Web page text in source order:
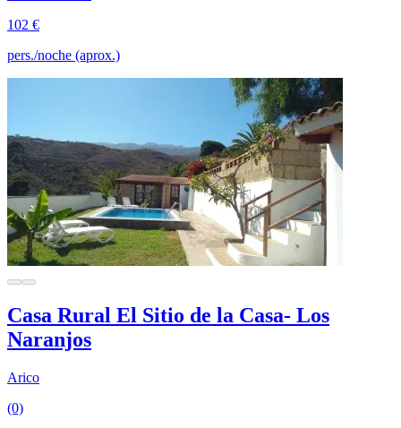
102 €
pers./noche (aprox.)
Casa Rural El Sitio de la Casa- Los
Naranjos
Arico
(0)